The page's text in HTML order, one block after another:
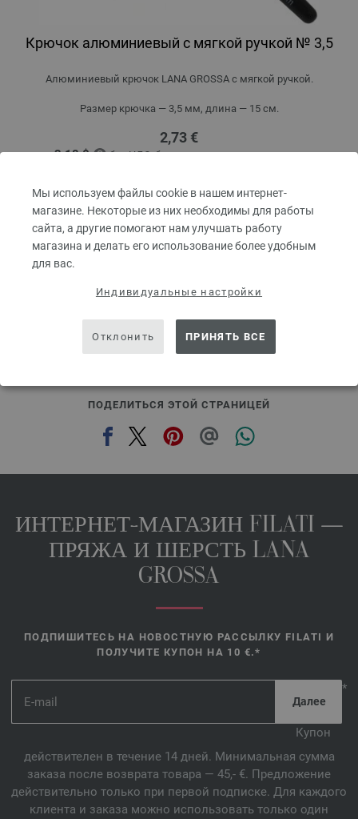
Мы используем файлы cookie в нашем интернет-
магазине. Некоторые из них необходимы для работы
сайта, а другие помогают нам улучшать работу
магазина и делать его использование более удобным
для вас.
Индивидуальные настройки
Отклонить ПРИНЯТЬ ВСЕ
Крючок алюминиевый с мягкой ручкой № 3,5
Алюминиевый крючок LANA GROSSA с мягкой ручкой.
Размер крючка — 3,5 мм, длина — 15 см.
2,73 €
3,18 $ без НДС,без учета стоимости доставки
КОЛИЧЕСТВО
ПОДЕЛИТЬСЯ ЭТОЙ СТРАНИЦЕЙ
ИНТЕРНЕТ-МАГАЗИН FILATI —
ПРЯЖА И ШЕРСТЬ LANA
GROSSA
ПОДПИШИТЕСЬ НА НОВОСТНУЮ РАССЫЛКУ FILATI И
ПОЛУЧИТЕ КУПОН НА 10 €.*
*
Купон
действителен в течение 14 дней. Минимальная сумма
заказа после возврата товара — 45,- €. Предложение
действительно только при первой подписке. Для каждого
клиента и заказа можно использовать только один